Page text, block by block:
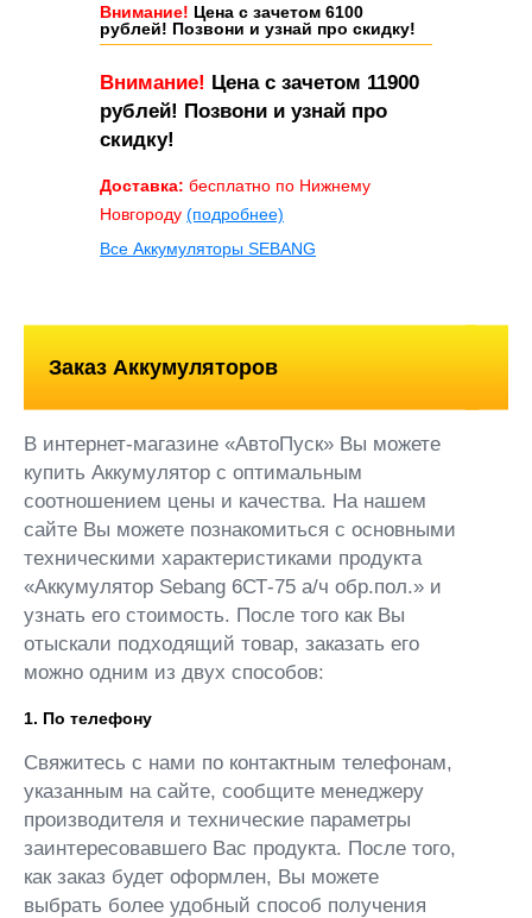
Внимание! Цена с зачетом 6100
рублей! Позвони и узнай про скидку!
Внимание! Цена с зачетом 11900
рублей! Позвони и узнай про
скидку!
Доставка: бесплатно по Нижнему
Новгороду (подробнее)
Все Аккумуляторы SEBANG
Заказ Аккумуляторов
В интернет-магазине «АвтоПуск» Вы можете
купить Аккумулятор с оптимальным
соотношением цены и качества. На нашем
сайте Вы можете познакомиться с основными
техническими характеристиками продукта
«Аккумулятор Sebang 6СТ-75 а/ч обр.пол.» и
узнать его стоимость. После того как Вы
отыскали подходящий товар, заказать его
можно одним из двух способов:
1. По телефону
Свяжитесь с нами по контактным телефонам,
указанным на сайте, сообщите менеджеру
производителя и технические параметры
заинтересовавшего Вас продукта. После того,
как заказ будет оформлен, Вы можете
выбрать более удобный способ получения